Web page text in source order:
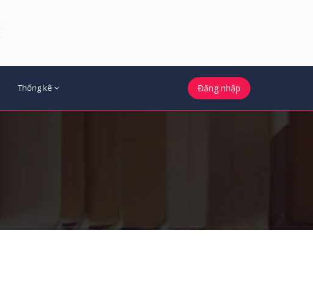
Thống kê Đăng nhập